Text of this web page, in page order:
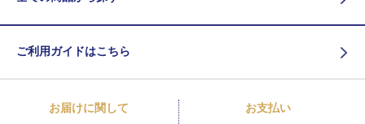
ご利用ガイドはこちら
お届けに関して お支払い